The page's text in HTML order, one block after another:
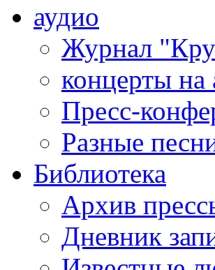
аудио
Журнал
концерты на
Пресс-
Разные
Библиотека
Архив
Дневник